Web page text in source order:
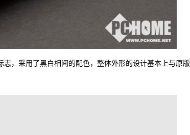
志，采用了黑白相间的配色，整体外形的设计基本上与原版